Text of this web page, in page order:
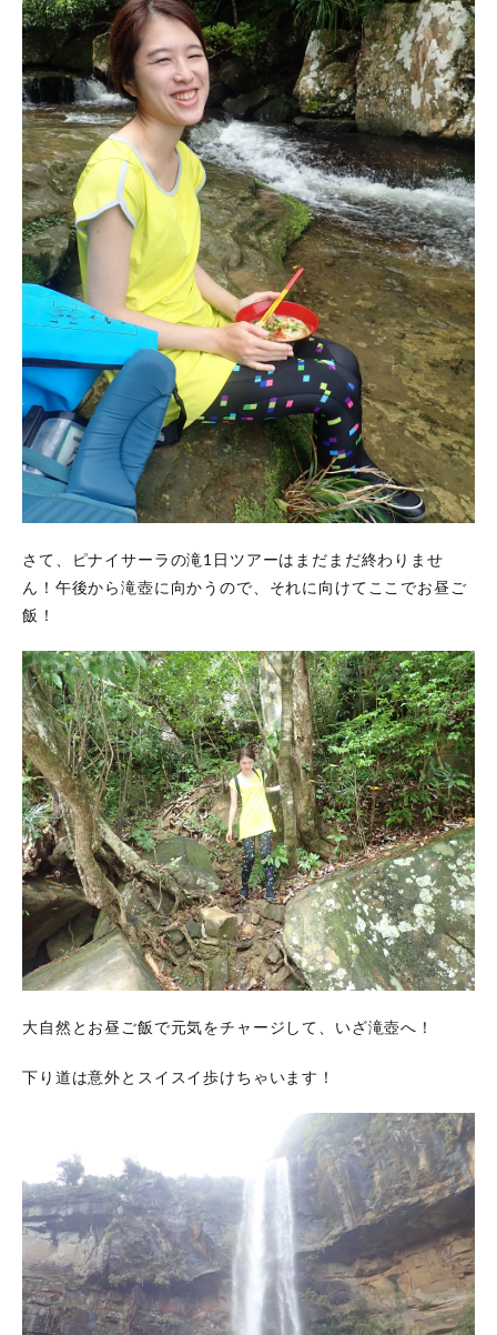
さて、ピナイサーラの滝1日ツアーはまだまだ終わりませ
ん！午後から滝壺に向かうので、それに向けてここでお昼ご
飯！
大自然とお昼ご飯で元気をチャージして、いざ滝壺へ！
下り道は意外とスイスイ歩けちゃいます！